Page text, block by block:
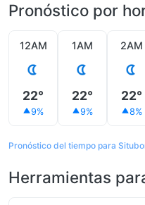
Pronóstico por
12AM
22°
9%
1AM
22°
9%
2AM
22°
8%
Pronóstico del tiempo para
Herramientas